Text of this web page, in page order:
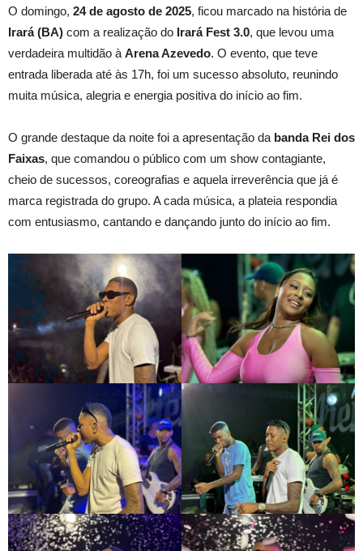
O domingo, 24 de agosto de 2025, ficou marcado na história de
Irará (BA) com a realização do Irará Fest 3.0, que levou uma
verdadeira multidão à Arena Azevedo. O evento, que teve
entrada liberada até às 17h, foi um sucesso absoluto, reunindo
muita música, alegria e energia positiva do início ao fim.
O grande destaque da noite foi a apresentação da banda Rei dos
Faixas, que comandou o público com um show contagiante,
cheio de sucessos, coreografias e aquela irreverência que já é
marca registrada do grupo. A cada música, a plateia respondia
com entusiasmo, cantando e dançando junto do início ao fim.